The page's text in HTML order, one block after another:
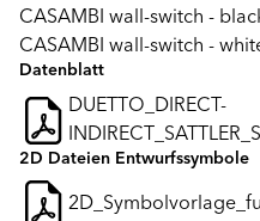
CASAMBI wall-switch -
CASAMBI wall-switch -
Datenblatt
DUETTO_DIRECT-
2D Dateien Entwurfssymbole